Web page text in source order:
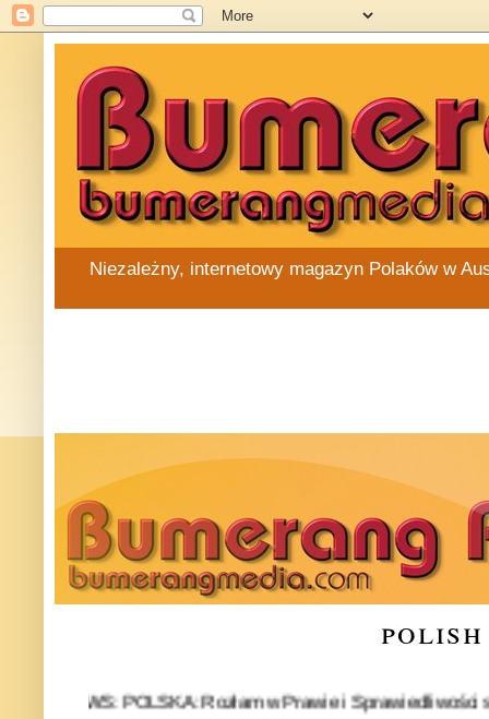
Niezależny, internetowy magazyn Polaków w
NEWS: POLSKA: Rozłam w Prawie i Sprawiedliwości stał